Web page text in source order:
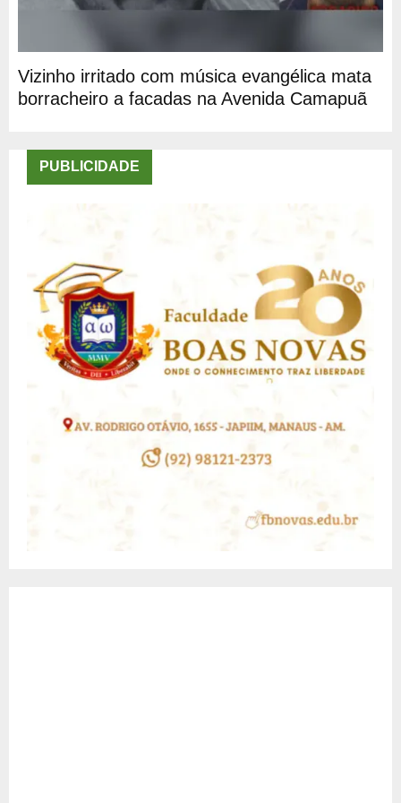
Vizinho irritado com música evangélica mata
borracheiro a facadas na Avenida Camapuã
PUBLICIDADE